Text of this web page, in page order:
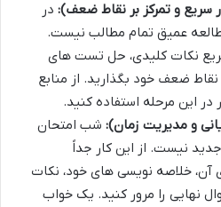
سریع و تمرکز بر نقاط ضعف): در
عمیق تمام مطالب نیست.
سریع نکات کلیدی، حل تست های
ضعف خود بگذارید. از منابع
این مرحله استفاده کنید.
و مدیریت زمان): شب امتحان
نیست. از این کار جداً
آن، خلاصه نویسی های خود، نکات
نهایی را مرور کنید. یک خواب